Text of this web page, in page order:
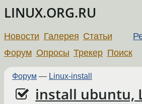
LINUX.ORG.RU
Новости Галерея Статьи
Форум Опросы Трекер Поиск
Форум — Linux-install
install ubuntu,